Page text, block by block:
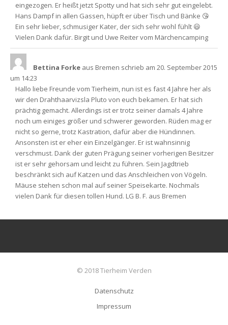
eingezogen. Er heißt jetzt Spotty und hat sich sehr gut eingelebt.
Hans Dampf in allen Gassen, hüpft er über Tisch und Bänke 😘
Ein sehr lieber, schmusiger Kater, der sich sehr wohl fühlt 😃
Vielen Dank dafür. Birgit und Uwe Reiter vom Märchencamping
Bettina Forke aus Bremen schrieb am 20. September 2015
um 14:23
Hallo liebe Freunde vom Tierheim, nun ist es fast 4 Jahre her als
wir den Drahthaarvizsla Pluto von euch bekamen. Er hat sich
prächtig gemacht. Allerdings ist er trotz seiner damals 4 Jahre
noch um einiges größer und schwerer geworden. Rüden mag er
nicht so gerne, trotz Kastration, dafür aber die Hündinnen.
Ansonsten ist er eher ein Einzelgänger. Er ist wahnsinnig
verschmust. Dank der guten Prägung seiner vorherigen Besitzer
ist er sehr gehorsam und leicht zu führen. Sein Jagdtrieb
beschränkt sich auf Katzen und das Anschleichen von Vögeln.
Mäuse stehen schon mal auf seiner Speisekarte. Nochmals
vielen Dank für diesen tollen Hund. LG B. F. aus Bremen
© 2018 Tierheim Verden
Datenschutz
Impressum